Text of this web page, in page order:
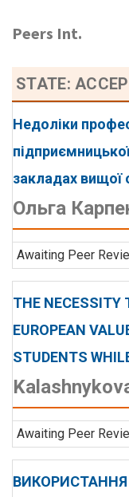
main
Peers Int.
STATE:
Недоліки
закладах вищої
Ольга
Awaiting Peer
THE NECESSITY
EUROPEAN
STUDENTS
Awaiting Peer